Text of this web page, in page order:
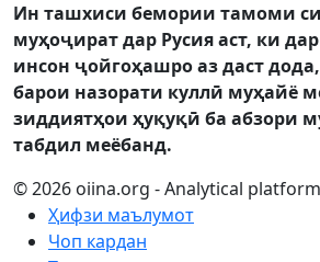
Ин ташхиси бемории тамоми
муҳоҷират дар Русия аст, ки
инсон ҷойгоҳашро аз даст
барои назорати куллӣ муҳайё
зиддиятҳои ҳуқуқӣ ба абзори
табдил меёбанд.
© 2026 oiina.org - Analytical platform
Ҳифзи маълумот
Чоп кардан